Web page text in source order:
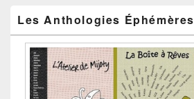
Les Anthologies Éphémères